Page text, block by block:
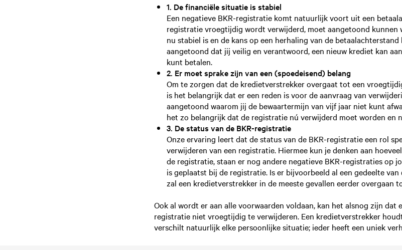
1. De financiële situatie is stabiel
Een negatieve BKR-registratie komt natuurlijk voort uit een
registratie vroegtijdig wordt verwijderd, moet aangetoond kunnen
nu stabiel is en de kans op een herhaling van de
aangetoond dat jij veilig en verantwoord, een nieuw krediet kan
kunt betalen.
2. Er moet sprake zijn van een (spoedeisend) belang
Om te zorgen dat de kredietverstrekker overgaat tot een
is het belangrijk dat er een reden is voor de aanvraag van
aangetoond waarom jij de bewaartermijn van vijf jaar niet kunt
het zo belangrijk dat de registratie nú verwijderd moet worden en
3. De status van de BKR-registratie
Onze ervaring leert dat de status van de BKR-registratie een rol
verwijderen van een registratie. Hiermee kun je denken aan hoeveel
de registratie, staan er nog andere negatieve BKR-registraties op
is geplaatst bij de registratie. Is er bijvoorbeeld al een gedeelte
zal een kredietverstrekker in de meeste gevallen eerder overgaan
Ook al wordt er aan alle voorwaarden voldaan, kan het alsnog zijn
registratie niet vroegtijdig te verwijderen. Een kredietverstrekker
verschilt natuurlijk elke persoonlijke situatie; ieder heeft een uniek